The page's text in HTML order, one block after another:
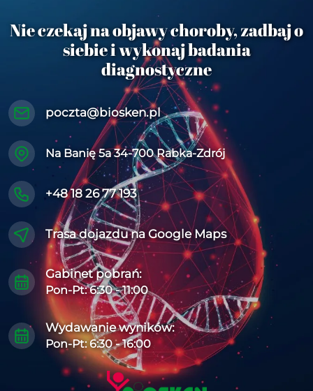
Nie czekaj na objawy choroby, zadbaj o
siebie i wykonaj badania
diagnostyczne
poczta@biosken.pl
Na Banię 5a 34-700 Rabka-Zdrój
+48 18 26 77 193
Trasa dojazdu na Google Maps
Gabinet pobrań:
Pon-Pt: 6:30 - 11:00
Wydawanie wyników:
Pon-Pt: 6:30 - 16:00